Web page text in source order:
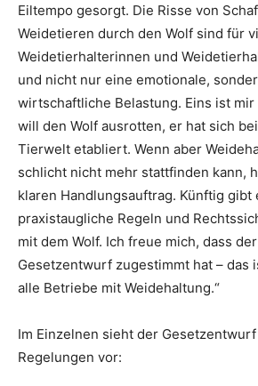
Eiltempo gesorgt. Die Risse von
Weidetieren durch den Wolf sind für
Weidetierhalterinnen und
und nicht nur eine emotionale,
wirtschaftliche Belastung. Eins ist
will den Wolf ausrotten, er hat sich
Tierwelt etabliert. Wenn aber
schlicht nicht mehr stattfinden kann,
klaren Handlungsauftrag. Künftig gibt
praxistaugliche Regeln und
mit dem Wolf. Ich freue mich, dass
Gesetzentwurf zugestimmt hat – das
alle Betriebe mit Weidehaltung.“
Im Einzelnen sieht der
Regelungen vor: